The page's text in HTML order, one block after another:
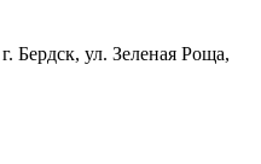
Бердск, ул. Зеленая Роща,